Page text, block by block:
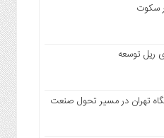
سکوت
ریل توسعه
تهران در مسیر تحول صنعت